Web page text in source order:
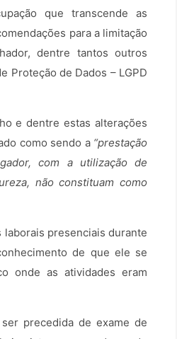
que transcende as
para a limitação
dentre tantos outros
Proteção de Dados – LGPD
e dentre estas alterações
como sendo a “prestação
com a utilização de
não constituam como
laborais presenciais durante
de que ele se
onde as atividades eram
precedida de exame de